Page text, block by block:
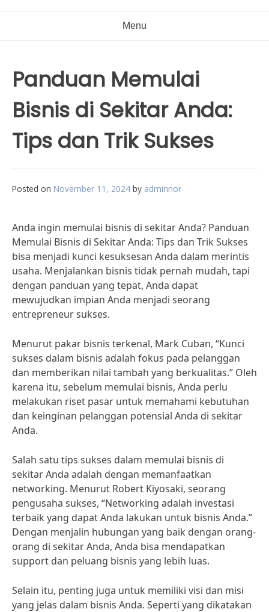
Menu
Panduan Memulai
Bisnis di Sekitar Anda:
Tips dan Trik Sukses
Posted on November 11, 2024 by adminnor
Anda ingin memulai bisnis di sekitar Anda? Panduan
Memulai Bisnis di Sekitar Anda: Tips dan Trik Sukses
bisa menjadi kunci kesuksesan Anda dalam merintis
usaha. Menjalankan bisnis tidak pernah mudah, tapi
dengan panduan yang tepat, Anda dapat
mewujudkan impian Anda menjadi seorang
entrepreneur sukses.
Menurut pakar bisnis terkenal, Mark Cuban, “Kunci
sukses dalam bisnis adalah fokus pada pelanggan
dan memberikan nilai tambah yang berkualitas.” Oleh
karena itu, sebelum memulai bisnis, Anda perlu
melakukan riset pasar untuk memahami kebutuhan
dan keinginan pelanggan potensial Anda di sekitar
Anda.
Salah satu tips sukses dalam memulai bisnis di
sekitar Anda adalah dengan memanfaatkan
networking. Menurut Robert Kiyosaki, seorang
pengusaha sukses, “Networking adalah investasi
terbaik yang dapat Anda lakukan untuk bisnis Anda.”
Dengan menjalin hubungan yang baik dengan orang-
orang di sekitar Anda, Anda bisa mendapatkan
support dan peluang bisnis yang lebih luas.
Selain itu, penting juga untuk memiliki visi dan misi
yang jelas dalam bisnis Anda. Seperti yang dikatakan